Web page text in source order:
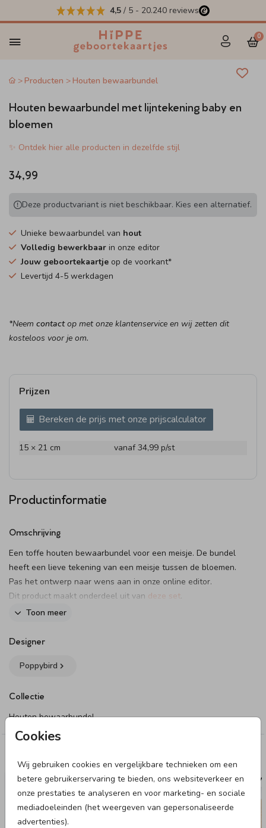
4,5 / 5 - 20.240 reviews
0
Cookies
Wij gebruiken cookies en vergelijkbare technieken om een
betere gebruikerservaring te bieden, ons websiteverkeer en
onze prestaties te analyseren en voor marketing- en sociale
mediadoeleinden (het weergeven van gepersonaliseerde
advertenties).
Producten Houten bewaarbundel
Houten bewaarbundel met lijntekening baby en
bloemen
✨ Ontdek hier alle producten in dezelfde stijl
34,99
Deze productvariant is niet beschikbaar. Kies een alternatief.
Unieke bewaarbundel van hout
Volledig bewerkbaar in onze editor
Jouw geboortekaartje op de voorkant*
Levertijd 4-5 werkdagen
*Neem contactop met onze klantenservice en wij zetten dit
kosteloos voor je om.
Prijzen
Bereken de prijs met onze prijscalculator
15 × 21 cm vanaf 34,99 p/st
Productinformatie
Omschrijving
Een toffe houten bewaarbundel voor een meisje. De bundel
heeft een lieve tekening van een meisje tussen de bloemen.
Pas het ontwerp naar wens aan in onze online editor.
Dit product maakt onderdeel uit van deze set
Toon meer
Designer
Poppybird
Collectie
Houten bewaarbundel
Deze designs vind je misschien ook leuk
HOUTEN BEWAARBUNDEL HOUTEN